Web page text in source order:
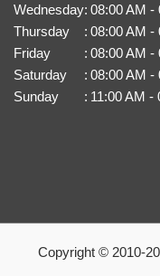
Wednesday: 08:00 AM -
Thursday
: 08:00 AM -
Friday
: 08:00 AM -
Saturday
: 08:00 AM -
Sunday
: 11:00 AM -
Copyright © 2010-